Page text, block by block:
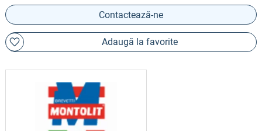
Contactează-ne
Adaugă la favorite